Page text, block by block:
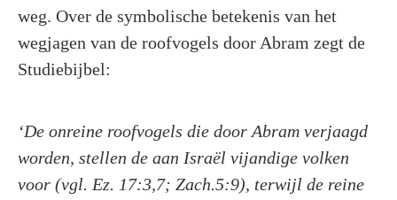
weg. Over de symbolische betekenis van het
wegjagen van de roofvogels door Abram zegt de
Studiebijbel:
‘De onreine roofvogels die door Abram verjaagd
worden, stellen de aan Israël vijandige volken
voor (vgl. Ez. 17:3,7; Zach.5:9), terwijl de reine